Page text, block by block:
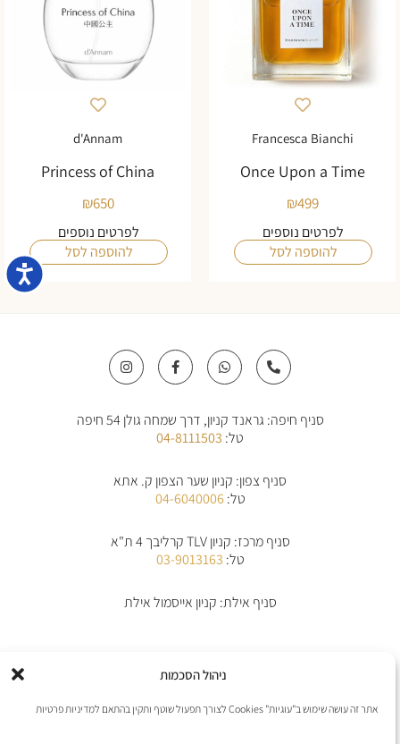
ניהול הסכמות
אתר זה עושה שימוש ב"עוגיות" Cookies לצורך תפעול שוטף ותקין בהתאם למדיניות פרטיות
Francesca Bianchi
Once Upon a Time
₪499
לפרטים נוספים
להוספה לסל
d'Annam
Princess of China
₪650
לפרטים נוספים
להוספה לסל
P
h
o
-
W
h
a
a
p
F
a
c
o
o
k
f
I
n
s
g
סניף חיפה: גראנד קניון, דרך שמחה גולן 54 חיפה
טל:04-8111503
סניף צפון: קניון שער הצפון ק. אתא
טל:04-6040006
סניף מרכז: קניון TLV קרליבך 4 ת"א
טל:03-9013163
סניף אילת: קניון אייסמול אילת
הצהרת נגישות
אנו מקבלים את כל כרטיסי האשראי למעט פייפל